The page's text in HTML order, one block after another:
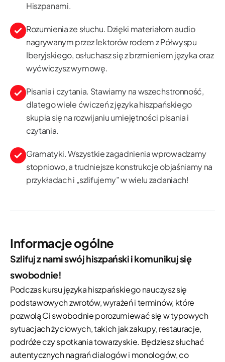
Hiszpanami.
Rozumienia ze słuchu. Dzięki materiałom audio
nagrywanym przez lektorów rodem z Półwyspu
Iberyjskiego, osłuchasz się z brzmieniem języka oraz
wyćwiczysz wymowę.
Pisania i czytania. Stawiamy na wszechstronność,
dlatego wiele ćwiczeń z języka hiszpańskiego
skupia się na rozwijaniu umiejętności pisania i
czytania.
Gramatyki. Wszystkie zagadnienia wprowadzamy
stopniowo, a trudniejsze konstrukcje objaśniamy na
przykładach i „szlifujemy” w wielu zadaniach!
Informacje ogólne
Szlifuj z nami swój hiszpański i komunikuj się
swobodnie!
Podczas kursu języka hiszpańskiego nauczysz się
podstawowych zwrotów, wyrażeń i terminów, które
pozwolą Ci swobodnie porozumiewać się w typowych
sytuacjach życiowych, takich jak zakupy, restauracje,
podróże czy spotkania towarzyskie. Będziesz słuchać
autentycznych nagrań dialogów i monologów, co